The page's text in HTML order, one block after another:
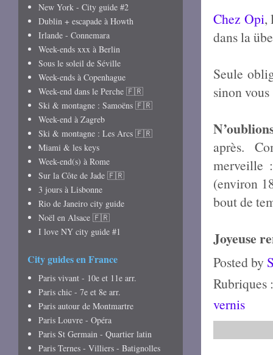
Chez Opi,
dans la
Seule
sinon
après.
merveille
(environ
bout de
Joyeuse
Posted by
Rubriques
vernis
New York - City guide #2
Dublin + escapade à Howth
Irlande - Connemara
Week-ends xxx à Berlin
Sous le soleil de Séville
Week-ends à Copenhague
Week-end dans le Perche 🇫🇷
Ski & montagne : Samoëns 🇫🇷
Week-end à Zagreb
Ski & montagne : Les Arcs 🇫🇷
Miami & les keys
Week-end(s) à Rome
Sur la Côte de Jade 🇫🇷
3 jours à Lisbonne
Rio de Janeiro city guide
Noël en Alsace 🇫🇷
I love NY city guide #1
City guides en France
Paris vivant - 10e et 11e arr.
Paris chic - 7e et 8e arr.
Paris autour de Montmartre
Paris Louvre - Opéra
Paris St Germain - Quartier latin
Paris Ternes - Villiers - Batignolles